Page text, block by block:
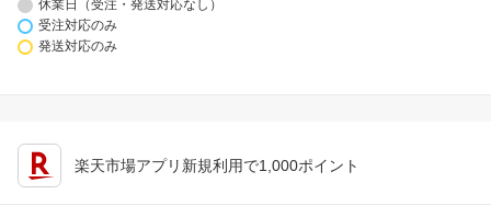
休業日（受注・発送対応なし）
受注対応のみ
発送対応のみ
楽天市場アプリ新規利用で1,000ポイント